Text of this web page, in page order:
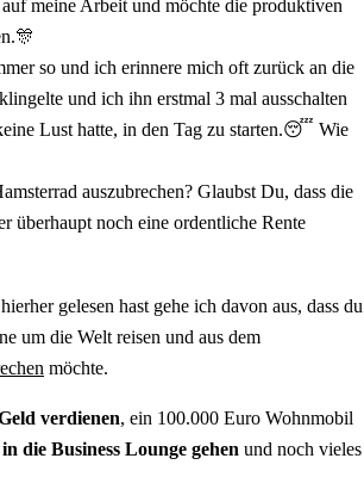
auf meine Arbeit und möchte die produktiven
so und ich erinnere mich oft zurück an die
und ich ihn erstmal 3 mal ausschalten
Lust hatte, in den Tag zu starten.😴 Wie
auszubrechen? Glaubst Du, dass die
überhaupt noch eine ordentliche Rente
gelesen hast gehe ich davon aus, dass du
um die Welt reisen und aus dem
möchte.
verdienen, ein 100.000 Euro Wohnmobil
die Business Lounge gehen und noch vieles